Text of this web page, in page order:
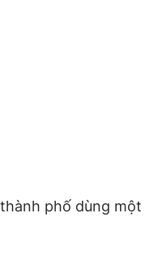
phố dùng một